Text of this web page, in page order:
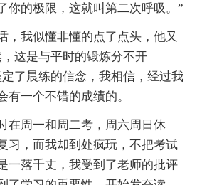
你的极限，这就叫第二次呼吸。”
，我似懂非懂的点了点头，他又
这是与平时的锻炼分不开
了晨练的信念，我相信，经过我
有一个不错的成绩的。
在周一和周二考，周六周日休
习，而我却到处疯玩，不把考试
一落千丈，我受到了老师的批评